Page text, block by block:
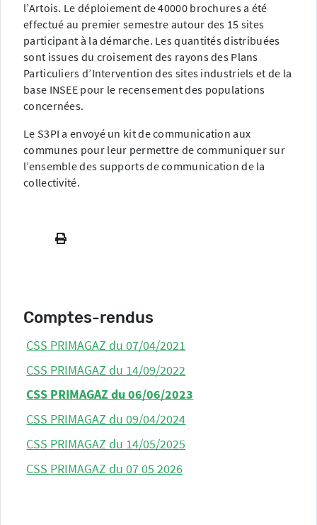
l’Artois. Le déploiement de 40000 brochures a été
effectué au premier semestre autour des 15 sites
participant à la démarche. Les quantités distribuées
sont issues du croisement des rayons des Plans
Particuliers d’Intervention des sites industriels et de la
base INSEE pour le recensement des populations
concernées.
Le S3PI a envoyé un kit de communication aux
communes pour leur permettre de communiquer sur
l’ensemble des supports de communication de la
collectivité.
Comptes-rendus
CSS PRIMAGAZ du 07/04/2021
CSS PRIMAGAZ du 14/09/2022
CSS PRIMAGAZ du 06/06/2023
CSS PRIMAGAZ du 09/04/2024
CSS PRIMAGAZ du 14/05/2025
CSS PRIMAGAZ du 07 05 2026